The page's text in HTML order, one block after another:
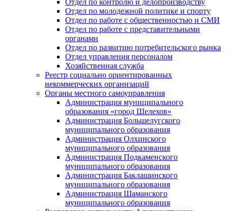
Отдел по молодежной политике и спорту
Отдел по работе с общественностью и СМИ
Отдел по работе с представительными
органами
Отдел по развитию потребительского рынка
Отдел управления персоналом
Хозяйственная служба
Реестр социально ориентированных
некоммерческих организаций
Органы местного самоуправления
Администрация муниципального
образования «город Шелехов»
Администрация Большелугского
муниципального образования
Администрация Олхинского
муниципального образования
Администрация Подкаменского
муниципального образования
Администрация Баклашинского
муниципального образования
Администрация Шаманского
муниципального образования